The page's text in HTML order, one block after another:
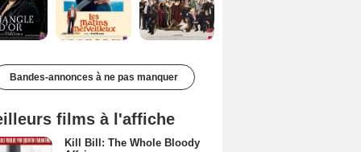
Bandes-annonces à ne pas manquer
films à l'affiche
Kill Bill: The Whole Bloody